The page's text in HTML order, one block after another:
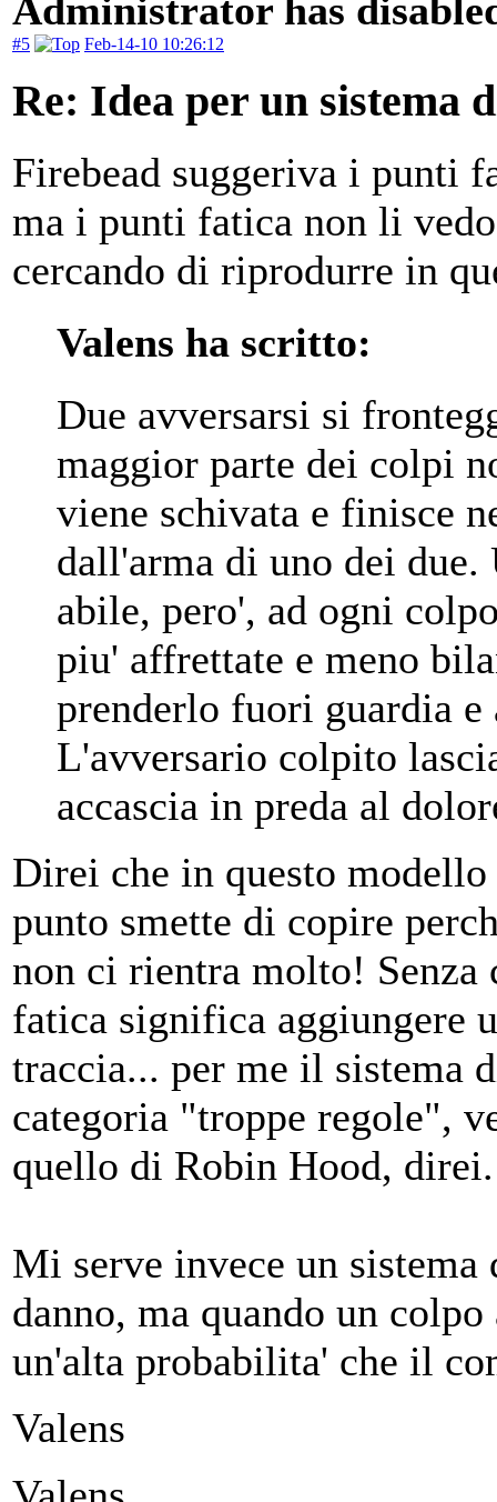
Administrator has
#5 Feb-14-10 10:26:12
Re: Idea per un sistema
Firebead suggeriva i punti
ma i punti fatica non li
cercando di riprodurre in
Valens ha scritto:
Due avversarsi si
maggior parte dei colpi
viene schivata e finisce
dall'arma di uno dei
abile, pero', ad ogni
piu' affrettate e meno
prenderlo fuori guardia
L'avversario colpito
accascia in preda al
Direi che in questo
punto smette di copire
non ci rientra molto! Senza
fatica significa aggiungere
traccia... per me il sistema
categoria "troppe regole",
quello di Robin Hood, direi.
Mi serve invece un
danno, ma quando un
un'alta probabilita' che il
Valens